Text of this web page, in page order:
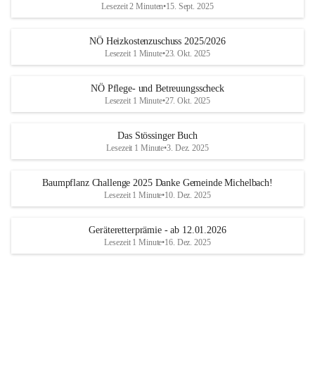
Lesezeit 2 Minuten•15. Sept. 2025
NÖ Heizkostenzuschuss 2025/2026
Lesezeit 1 Minute•23. Okt. 2025
NÖ Pflege- und Betreuungsscheck
Lesezeit 1 Minute•27. Okt. 2025
Das Stössinger Buch
Lesezeit 1 Minute•3. Dez. 2025
Baumpflanz Challenge 2025 Danke Gemeinde Michelbach!
Lesezeit 1 Minute•10. Dez. 2025
Geräteretterprämie - ab 12.01.2026
Lesezeit 1 Minute•16. Dez. 2025